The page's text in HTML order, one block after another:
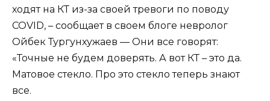
ходят на КТ из-за своей тревоги по поводу
COVID, – сообщает в своем блоге невролог
Ойбек Тургунхужаев — Они все говорят:
«Точные не будем доверять. А вот КТ – это да.
Матовое стекло. Про это стекло теперь знают
все.